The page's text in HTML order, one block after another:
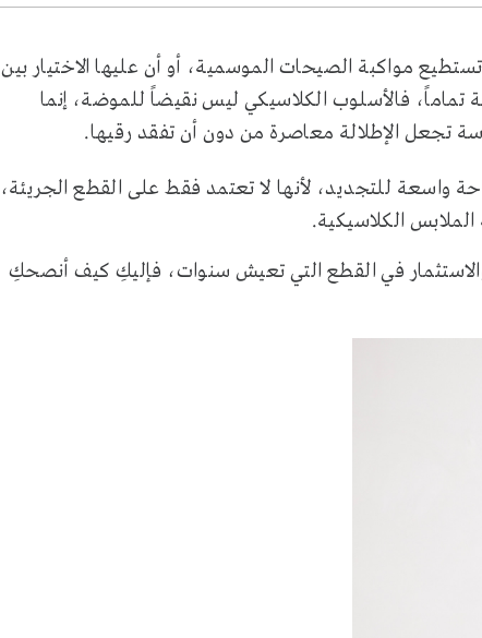
مواكبة الصيحات الموسمية، أو أن عليها الاختيار بين
تماماً، فالأسلوب الكلاسيكي ليس نقيضاً للموضة، إنما
تجعل الإطلالة معاصرة من دون أن تفقد رقيها.
مساحة واسعة للتجديد، لأنها لا تعتمد فقط على القطع الجريئة،
الكلاسيكية.
والاستثمار في القطع التي تعيش سنوات، فإليكِ كيف أنصحكِ